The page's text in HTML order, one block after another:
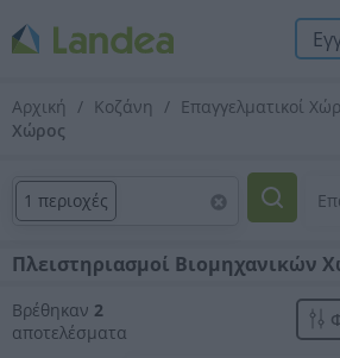
Αρχική Κοζάνη Επαγγελματικοί
Χώρος
1 περιοχές
Πλειστηριασμοί Βιομηχανικών
Βρέθηκαν 2
αποτελέσματα